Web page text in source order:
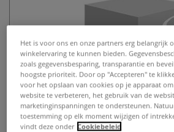
Het is voor ons en onze partners erg belangrijk
winkelervaring te kunnen bieden.
zoals gegevensbesparing, transparantie en
hoogste prioriteit. Door op "Accepteren" te
voor het opslaan van cookies op je apparaat
website te verbeteren, het gebruik van de
marketinginspanningen te ondersteunen.
toestemming op elk moment wijzigen of
vindt deze onder Cookiebeleid